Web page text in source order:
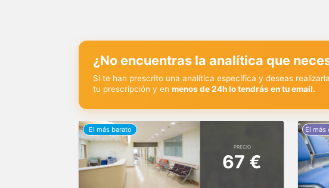
¿No encuentras la analítica que
Si te han prescrito una analítica específica y deseas
tu prescripción y en menos de 24h lo tendrás en tu email.
PRECIO
67 €